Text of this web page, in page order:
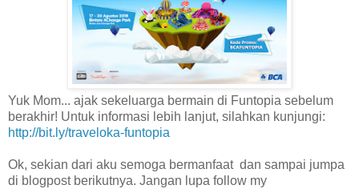
Yuk Mom... ajak sekeluarga bermain di Funtopia sebelum
berakhir! Untuk informasi lebih lanjut, silahkan kunjungi:
http://bit.ly/traveloka-funtopia
Ok, sekian dari aku semoga bermanfaat dan sampai jumpa
di blogpost berikutnya. Jangan lupa follow my